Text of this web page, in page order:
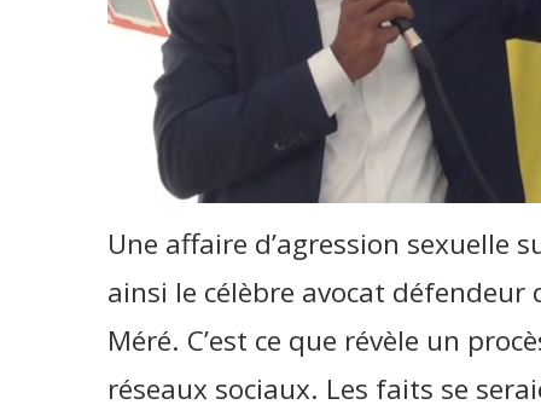
Une affaire d’agression sexuelle
ainsi le célèbre avocat défendeur
Méré. C’est ce que révèle un
réseaux sociaux. Les faits se